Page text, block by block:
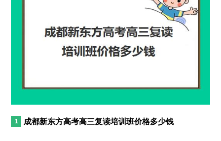
成都新东方高考高三复读培训班价格多少钱